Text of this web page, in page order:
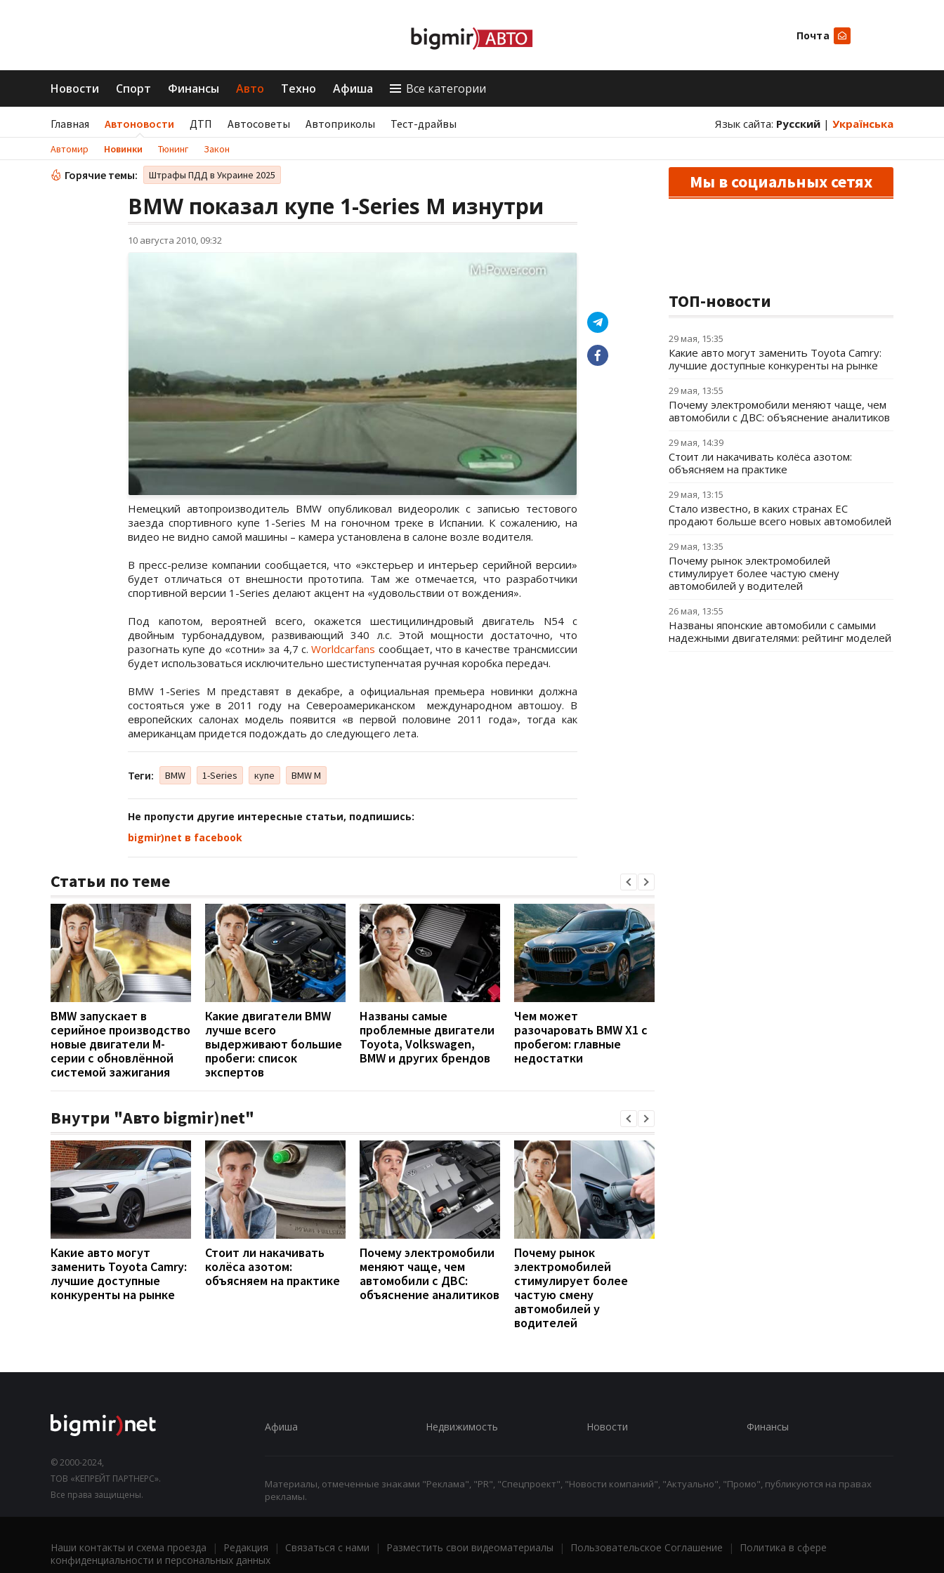
Почта
Новости Спорт Финансы Авто Техно Афиша Все категории
Главная Автоновости ДТП Автосоветы Автоприколы Тест-драйвы Язык сайта: Русский | Українська
Автомир Новинки Тюнинг Закон
Горячие темы: Штрафы ПДД в Украине 2025
BMW показал купе 1-Series M изнутри
10 августа 2010, 09:32
Немецкий автопроизводитель BMW опубликовал видеоролик с записью тестового
заезда спортивного купе 1-Series M на гоночном треке в Испании. К сожалению, на
видео не видно самой машины – камера установлена в салоне возле водителя.
В пресс-релизе компании сообщается, что «экстерьер и интерьер серийной версии»
будет отличаться от внешности прототипа. Там же отмечается, что разработчики
спортивной версии 1-Series делают акцент на «удовольствии от вождения».
Под капотом, вероятней всего, окажется шестицилиндровый двигатель N54 с
двойным турбонаддувом, развивающий 340 л.с. Этой мощности достаточно, что
разогнать купе до «сотни» за 4,7 с.Worldcarfans сообщает, что в качестве трансмиссии
будет использоваться исключительно шестиступенчатая ручная коробка передач.
BMW 1-Series M представят в декабре, а официальная премьера новинки должна
состояться уже в 2011 году на Североамериканском международном автошоу. В
европейских салонах модель появится «в первой половине 2011 года», тогда как
американцам придется подождать до следующего лета.
Теги: BMW 1-Series купе BMW M
Не пропусти другие интересные статьи, подпишись:
bigmir)net в facebook
Статьи по теме
BMW запускает в
серийное производство
новые двигатели M-
серии с обновлённой
системой зажигания
Какие двигатели BMW
лучше всего
выдерживают большие
пробеги: список
экспертов
Названы самые
проблемные двигатели
Toyota, Volkswagen,
BMW и других брендов
Чем может
разочаровать BMW X1 с
пробегом: главные
недостатки
Внутри "Авто bigmir)net"
Какие авто могут
заменить Toyota Camry:
лучшие доступные
конкуренты на рынке
Стоит ли накачивать
колёса азотом:
объясняем на практике
Почему электромобили
меняют чаще, чем
автомобили с ДВС:
объяснение аналитиков
Почему рынок
электромобилей
стимулирует более
частую смену
автомобилей у
водителей
Мы в социальных сетях
ТОП-новости
29 мая, 15:35
Какие авто могут заменить Toyota Camry:
лучшие доступные конкуренты на рынке
29 мая, 13:55
Почему электромобили меняют чаще, чем
автомобили с ДВС: объяснение аналитиков
29 мая, 14:39
Стоит ли накачивать колёса азотом:
объясняем на практике
29 мая, 13:15
Стало известно, в каких странах ЕС
продают больше всего новых автомобилей
29 мая, 13:35
Почему рынок электромобилей
стимулирует более частую смену
автомобилей у водителей
26 мая, 13:55
Названы японские автомобили с самыми
надежными двигателями: рейтинг моделей
© 2000-2024,
ТОВ «КЕПРЕЙТ ПАРТНЕРС».
Все права защищены.
Афиша Недвижимость Новости Финансы
Материалы, отмеченные знаками "Реклама", "PR", "Спецпроект", "Новости компаний", "Актуально", "Промо", публикуются на правах
рекламы.
Наши контакты и схема проезда | Редакция | Связаться с нами | Разместить свои видеоматериалы | Пользовательское Соглашение |
Политика в сфере
конфиденциальности и персональных данных